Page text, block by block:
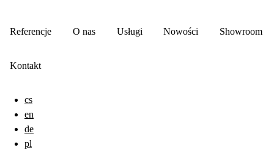
Referencje O nas Usługi Nowości Showroom
Kontakt
cs
en
de
pl